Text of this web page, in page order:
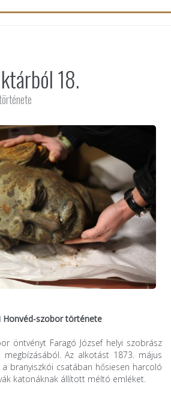
18.
Honvéd-szobor története
öntvényt Faragó József helyi szobrász
megbízásából. Az alkotást 1873. május
branyiszkói csatában hősiesen harcoló
katonáknak állított méltó emléket.